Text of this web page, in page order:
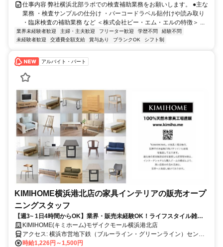
仕事内容 弊社横浜北部ラボでの検査補助業務をお願いします。 ●主な
業務 ・検査サンプルの仕分け ・バーコードラベル貼付けや読み取り
・臨床検査の補助業務 など ＜株式会社ビー・エム・エルの特徴＞ ...
業界未経験者歓迎 主婦・主夫歓迎 フリーター歓迎 学歴不問
経験不問
未経験者歓迎
交通費全額支給 賞与あり ブランクOK シフト制
アルバイト・パート
KIMIHOME横浜港北店の家具インテリアの販売オープ
ニングスタッフ
【週3~ 1日4時間からOK】業界・販売未経験OK！ライフスタイル雑貨
が好きな方が活躍中！
KIMIHOME(キミホーム)モザイクモール横浜港北店
アクセス: 横浜市営地下鉄（ブルーライン・グリーンライン）センタ
ー北駅下車すぐ
時給1,226円～1,500円